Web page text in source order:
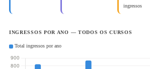
ingressos
INGRESSOS POR ANO — TODOS OS CURSOS
Total ingressos por ano